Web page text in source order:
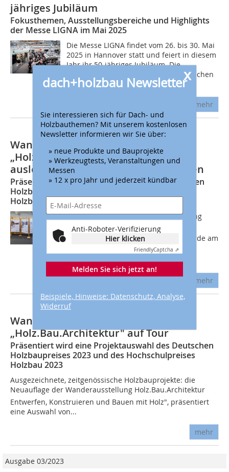
x
dach+holzbau Newsletter
Sie interessieren sich für Dach- und
Holzbauthemen? Mit unserem kostenlosen
Newsletter informieren wir Sie über:
» neue Produkte und Bauprojekte
» Werkzeugtests, Veranstaltungen und
Messen
» 12 x pro Jahr und jederzeit kündbar
Anti-Roboter-Verifizierung
Hier klicken
FriendlyCaptcha ⇗
Melden Sie sich jetzt an!
Beispiele, Hinweise: Datenschutz, Analyse,
Widerruf
jähriges Jubiläum
Fokusthemen, Ausstellungsbereiche und Highlights
der Messe LIGNA im Mai 2025
Die Messe LIGNA findet vom 26. bis 30. Mai
2025 in Hannover statt und feiert in diesem
Jahr ihr 50-jähriges Jubiläum. Die
Fachmesse wird erneut von der Deutschen
Messe AG und dem VDMA...
mehr
Wanderausstellung
„Holz.Bau.Architektur 2025” ab sofort
ausleihbar für eigene Veranstaltungen
Präsentation einer Projektauswahl des Deutschen
Holzbaupreises 2025 und des Hochschulpreises
Holzbau 2025
Die Neuauflage der Wanderausstellung
Holz.Bau.Architektur  Entwerfen,
Konstruieren und Bauen mit Holz wurde am
27. Mai 2025 auf der Messe Ligna in
Hannover eröffnet. Die Ausstellung...
mehr
Wanderausstellung
„Holz.Bau.Architektur" auf Tour
Präsentiert wird eine Projektauswahl des Deutschen
Holzbaupreises 2023 und des Hochschulpreises
Holzbau 2023
Ausgezeichnete, zeitgenössische Holzbauprojekte: die
Neuauflage der Wanderausstellung Holz.Bau.Architektur 
Entwerfen, Konstruieren und Bauen mit Holz", präsentiert
eine Auswahl von...
mehr
Ausgabe 03/2023